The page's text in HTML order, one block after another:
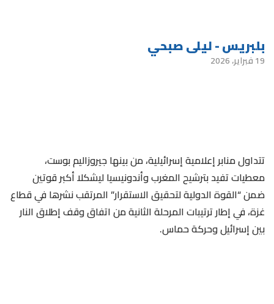
بلبريس - ليلى صبحي
19 فبراير، 2026
تتداول منابر إعلامية إسرائيلية، من بينها جيروزاليم بوست،
معطيات تفيد بترشيح المغرب وأندونيسيا ليشكلا أكبر قوتين
ضمن “القوة الدولية لتحقيق الاستقرار” المرتقب نشرها في قطاع
غزة، في إطار ترتيبات المرحلة الثانية من اتفاق وقف إطلاق النار
بين إسرائيل وحركة حماس.